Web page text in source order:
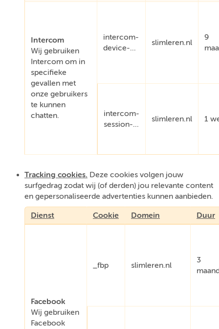
Intercom
Wij gebruiken
Intercom om in
specifieke
gevallen met
onze gebruikers
te kunnen
chatten.
intercom-
device-...
slimleren.nl
9
intercom-
session-...
slimleren.nl 1
Tracking cookies. Deze cookies volgen jouw
surfgedrag zodat wij (of derden) jou relevante content
en gepersonaliseerde advertenties kunnen aanbieden.
Dienst Cookie Domein Duur
Facebook
Wij gebruiken
Facebook
_fbp slimleren.nl
3